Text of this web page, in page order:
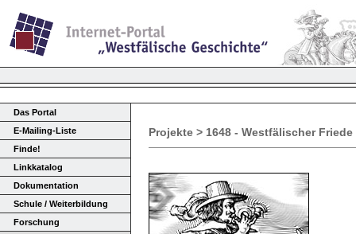
Das Portal
E-Mailing-Liste
Finde!
Linkkatalog
Dokumentation
Schule / Weiterbildung
Forschung
Projekte > 1648 - Westfälischer Friede